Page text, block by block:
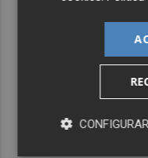
CONFIGURAR